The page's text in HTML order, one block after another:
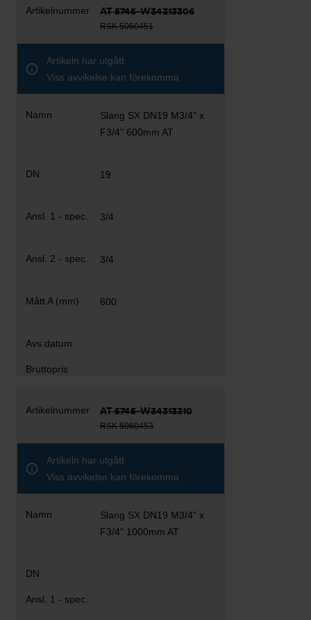
AT 5745-W34313306
RSK 5060451
Artikeln har utgått
Viss avvikelse kan förekomma
Slang SX DN19 M3/4" x
F3/4" 600mm AT
19
3/4
3/4
600
AT 5745-W34313310
RSK 5060453
Artikeln har utgått
Viss avvikelse kan förekomma
Slang SX DN19 M3/4" x
F3/4" 1000mm AT